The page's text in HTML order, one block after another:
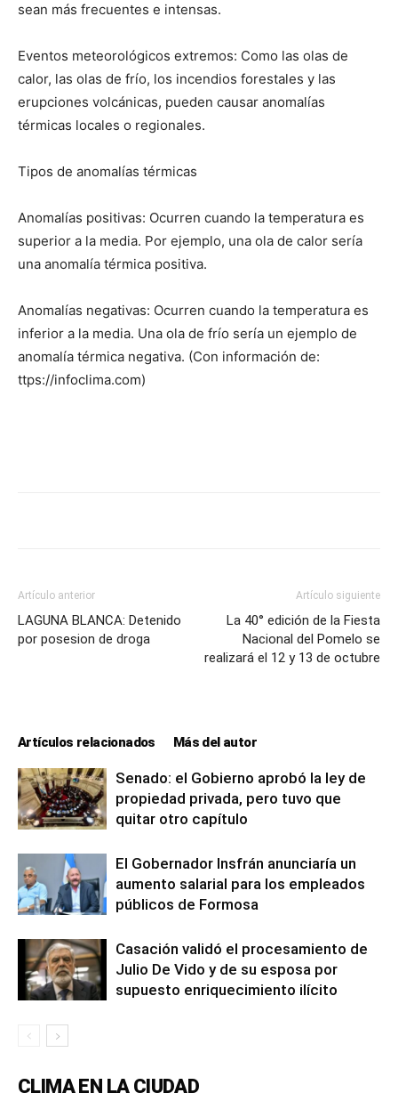
sean más frecuentes e intensas.
Eventos meteorológicos extremos: Como las olas de
calor, las olas de frío, los incendios forestales y las
erupciones volcánicas, pueden causar anomalías
térmicas locales o regionales.
Tipos de anomalías térmicas
Anomalías positivas: Ocurren cuando la temperatura es
superior a la media. Por ejemplo, una ola de calor sería
una anomalía térmica positiva.
Anomalías negativas: Ocurren cuando la temperatura es
inferior a la media. Una ola de frío sería un ejemplo de
anomalía térmica negativa. (Con información de:
ttps://infoclima.com)
Artículo anterior
LAGUNA BLANCA: Detenido
por posesion de droga
Artículo siguiente
La 40° edición de la Fiesta
Nacional del Pomelo se
realizará el 12 y 13 de octubre
Artículos relacionados Más del autor
Senado: el Gobierno aprobó la ley de
propiedad privada, pero tuvo que
quitar otro capítulo
El Gobernador Insfrán anunciaría un
aumento salarial para los empleados
públicos de Formosa
Casación validó el procesamiento de
Julio De Vido y de su esposa por
supuesto enriquecimiento ilícito
CLIMA EN LA CIUDAD